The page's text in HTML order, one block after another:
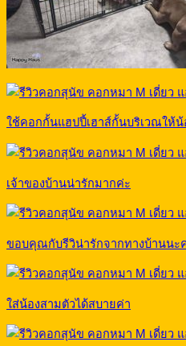
ใช้คอกกั้นแฮปปี้เฮาส์กั้นบริเวณให้
เจ้าของบ้านน่ารักมากค่ะ
ขอบคุณกับรีวิน่ารักจากทางบ้านนะ
ใส่น้องสามตัวได้สบายค่า